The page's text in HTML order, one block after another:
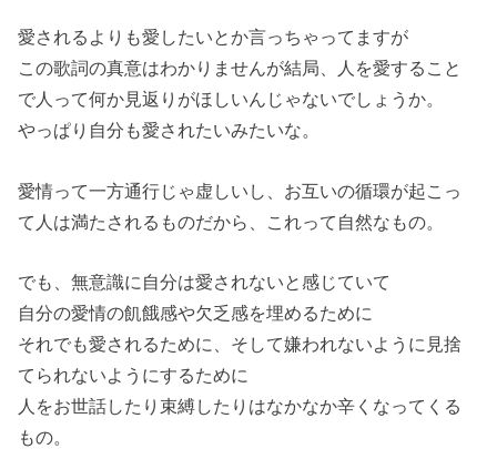
愛されるよりも愛したいとか言っちゃってますが
この歌詞の真意はわかりませんが結局、人を愛すること
で人って何か見返りがほしいんじゃないでしょうか。
やっぱり自分も愛されたいみたいな。
愛情って一方通行じゃ虚しいし、お互いの循環が起こっ
て人は満たされるものだから、これって自然なもの。
でも、無意識に自分は愛されないと感じていて
自分の愛情の飢餓感や欠乏感を埋めるために
それでも愛されるために、そして嫌われないように見捨
てられないようにするために
人をお世話したり束縛したりはなかなか辛くなってくる
もの。